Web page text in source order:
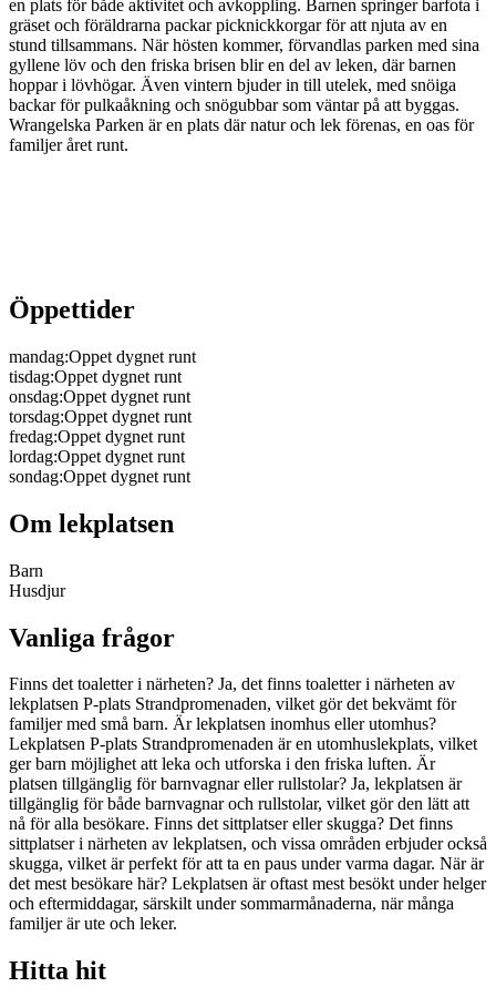
en plats för både aktivitet och avkoppling. Barnen springer barfota i
gräset och föräldrarna packar picknickkorgar för att njuta av en
stund tillsammans. När hösten kommer, förvandlas parken med sina
gyllene löv och den friska brisen blir en del av leken, där barnen
hoppar i lövhögar. Även vintern bjuder in till utelek, med snöiga
backar för pulkaåkning och snögubbar som väntar på att byggas.
Wrangelska Parken är en plats där natur och lek förenas, en oas för
familjer året runt.
Öppettider
mandag:Oppet dygnet runt
tisdag:Oppet dygnet runt
onsdag:Oppet dygnet runt
torsdag:Oppet dygnet runt
fredag:Oppet dygnet runt
lordag:Oppet dygnet runt
sondag:Oppet dygnet runt
Om lekplatsen
Barn
Husdjur
Vanliga frågor
Finns det toaletter i närheten? Ja, det finns toaletter i närheten av
lekplatsen P-plats Strandpromenaden, vilket gör det bekvämt för
familjer med små barn. Är lekplatsen inomhus eller utomhus?
Lekplatsen P-plats Strandpromenaden är en utomhuslekplats, vilket
ger barn möjlighet att leka och utforska i den friska luften. Är
platsen tillgänglig för barnvagnar eller rullstolar? Ja, lekplatsen är
tillgänglig för både barnvagnar och rullstolar, vilket gör den lätt att
nå för alla besökare. Finns det sittplatser eller skugga? Det finns
sittplatser i närheten av lekplatsen, och vissa områden erbjuder också
skugga, vilket är perfekt för att ta en paus under varma dagar. När är
det mest besökare här? Lekplatsen är oftast mest besökt under helger
och eftermiddagar, särskilt under sommarmånaderna, när många
familjer är ute och leker.
Hitta hit